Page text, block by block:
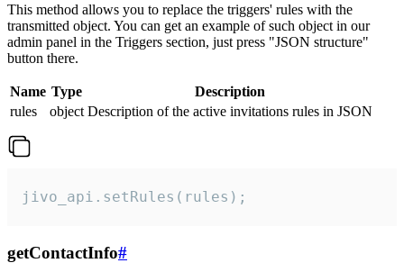
This method allows you to replace the triggers' rules with the
transmitted object. You can get an example of such object in our
admin panel in the Triggers section, just press "JSON structure"
button there.
Name Type
Description
rules
object Description of the active invitations rules in JSON
jivo_api.setRules(rules);
getContactInfo#